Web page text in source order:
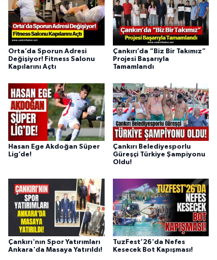
Orta’da Sporun Adresi
Değişiyor! Fitness Salonu
Kapılarını Açtı
Çankırı’da “Biz Bir Takımız”
Projesi Başarıyla
Tamamlandı
Hasan Ege Akdoğan Süper
Lig’de!
Çankırı Belediyesporlu
Güreşçi Türkiye Şampiyonu
Oldu!
Çankırı'nın Spor Yatırımları
Ankara'da Masaya Yatırıldı!
TuzFest’26'da Nefes
Kesecek Bot Kapışması!